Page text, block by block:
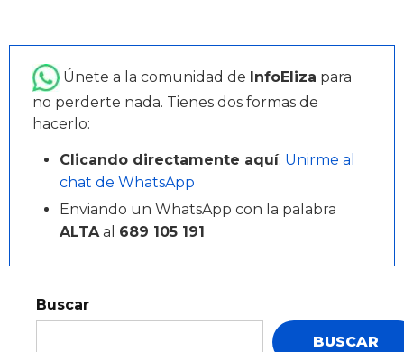
Únete a la comunidad de InfoEliza para
no perderte nada. Tienes dos formas de
hacerlo:
Clicando directamente aquí: Unirme al
chat de WhatsApp
Enviando un WhatsApp con la palabra
ALTA al 689 105 191
Buscar
BUSCAR